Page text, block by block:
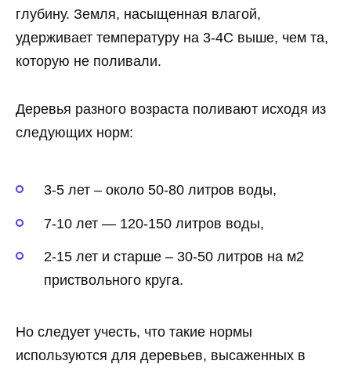
глубину. Земля, насыщенная влагой,
удерживает температуру на 3-4С выше, чем та,
которую не поливали.
Деревья разного возраста поливают исходя из
следующих норм:
3-5 лет – около 50-80 литров воды,
7-10 лет — 120-150 литров воды,
2-15 лет и старше – 30-50 литров на м2
приствольного круга.
Но следует учесть, что такие нормы
используются для деревьев, высаженных в